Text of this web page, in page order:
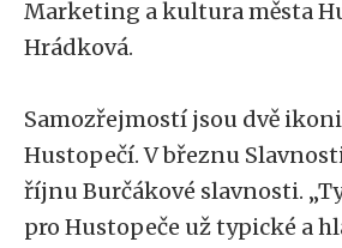
Marketing a kultura města
Hrádková.
Samozřejmostí jsou dvě
Hustopečí. V březnu
říjnu Burčákové slavnosti.
pro Hustopeče už typické a